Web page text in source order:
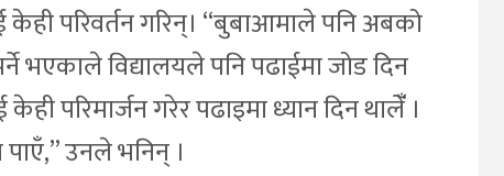
परिवर्तन गरिन्। “बुबाआमाले पनि अबको
भएकाले विद्यालयले पनि पढाईमा जोड दिन
परिमार्जन गरेर पढाइमा ध्यान दिन थालेंँ ।
उनले भनिन् ।